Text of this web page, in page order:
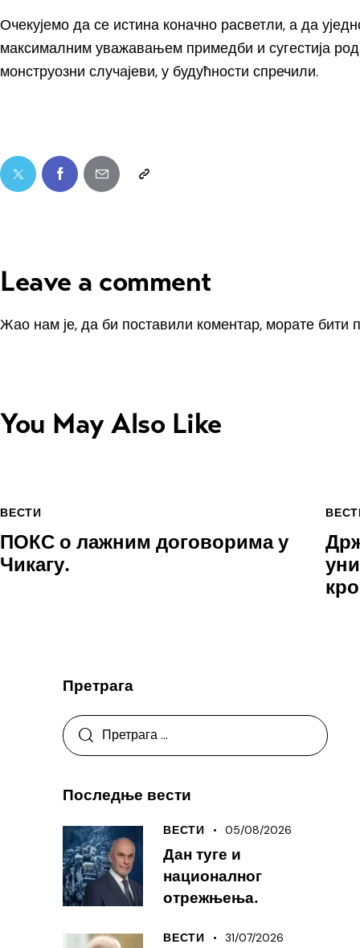
Очекујемо да се истина коначно расветли, а да
максималним уважавањем примедби и сугестија
монструозни случајеви, у будућности спречили.
Leave a comment
Жао нам је, да би поставили коментар, морате бити
You May Also Like
ВЕСТИ
ПОКС о лажним договорима у
Чикагу.
Претрага
Последње вести
ВЕСТИ 05/08/2026
Дан туге и
националног
отрежњења.
ВЕСТИ 31/07/2026